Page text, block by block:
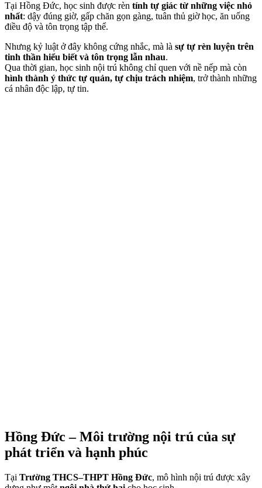
Tại Hồng Đức, học sinh được rèn tính tự giác từ những việc nhỏ
nhất: dậy đúng giờ, gấp chăn gọn gàng, tuân thủ giờ học, ăn uống
điều độ và tôn trọng tập thể.
Nhưng kỷ luật ở đây không cứng nhắc, mà là sự tự rèn luyện trên
tinh thần hiểu biết và tôn trọng lẫn nhau.
Qua thời gian, học sinh nội trú không chỉ quen với nề nếp mà còn
hình thành ý thức tự quản, tự chịu trách nhiệm, trở thành những
cá nhân độc lập, tự tin.
Hồng Đức – Môi trường nội trú của sự
phát triển và hạnh phúc
Tại Trường THCS–THPT Hồng Đức, mô hình nội trú được xây